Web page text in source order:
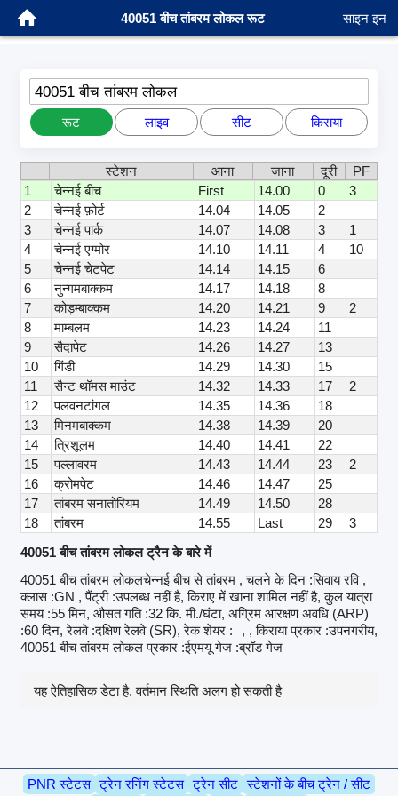
40051 बीच तांबरम लोकल रूट साइन इन
40051 बीच तांबरम लोकल
रूट लाइव सीट किराया
स्टेशन आना जाना दूरी
PF
1
चेन्नई बीच First 14.00 0
3
2
चेन्नई फ़ोर्ट 14.04 14.05
2
3
चेन्नई पार्क 14.07 14.08 3
1
4
चेन्नई एग्मोर 14.10 14.11 4
10
5
चेन्नई चेटपेट 14.14 14.15
6
6
नुन्गमबाक्कम 14.17 14.18
8
7
कोड़म्बाक्कम 14.20 14.21 9
2
8
माम्बलम 14.23 14.24
11
9
सैदापेट 14.26 14.27
13
10
गिंडी 14.29 14.30
15
11
सैन्ट थॉमस माउंट 14.32 14.33 17
2
12
पलवनटांगल 14.35 14.36
18
13
मिनमबाक्कम 14.38 14.39
20
14
त्रिशूलम 14.40 14.41
22
15
पल्लावरम 14.43 14.44 23
2
16
क्रोमपेट 14.46 14.47
25
17
तांबरम सनातोरियम 14.49 14.50
28
18
तांबरम 14.55 Last 29
3
40051 बीच तांबरम लोकल ट्रैन के बारे में
40051 बीच तांबरम लोकलचेन्नई बीच से तांबरम , चलने के दिन :सिवाय रवि ,
क्लास :GN , पैंट्री :उपलब्ध नहीं है, किराए में खाना शामिल नहीं है, कुल यात्रा
समय :55 मिन, औसत गति :32 कि. मी./घंटा, अग्रिम आरक्षण अवधि (ARP)
:60 दिन, रेलवे :दक्षिण रेलवे (SR), रेक शेयर :
, , किराया प्रकार :उपनगरीय,
40051 बीच तांबरम लोकल प्रकार :ईएमयू गेज :ब्रॉड गेज
यह ऐतिहासिक डेटा है, वर्तमान स्थिति अलग हो सकती है
PNR स्टेटस ट्रेन रनिंग स्टेटस ट्रेन सीट स्टेशनों के बीच ट्रेन / सीट